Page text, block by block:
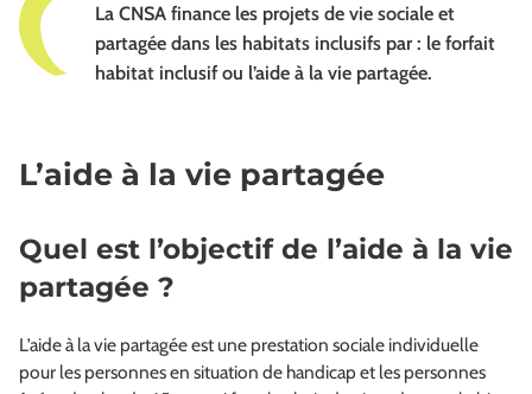
La CNSA finance les projets de vie sociale et
partagée dans les habitats inclusifs par : le forfait
habitat inclusif ou l’aide à la vie partagée.
L’aide à la vie partagée
Quel est l’objectif de l’aide à la vie
partagée ?
L’aide à la vie partagée est une prestation sociale individuelle
pour les personnes en situation de handicap et les personnes